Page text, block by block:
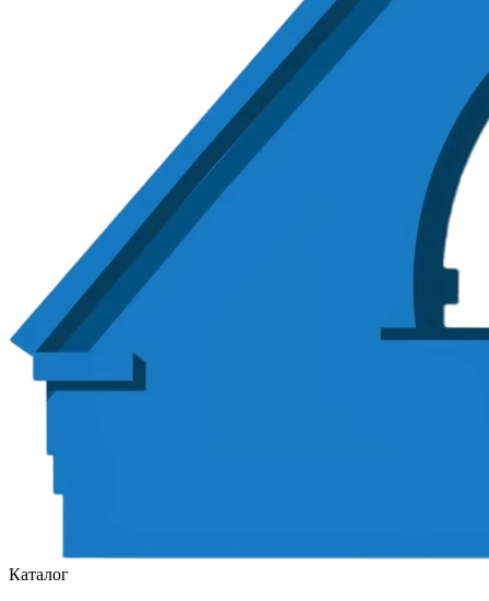
Каталог